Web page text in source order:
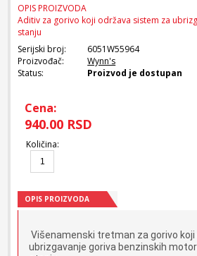
OPIS PROIZVODA
Aditiv za gorivo koji održava sistem za
stanju
Serijski broj:
6051W55964
Proizvođač:
Wynn's
Status:
Proizvod je dostupan
Cena:
940.00 RSD
Količina:
OPIS PROIZVODA
Višenamenski tretman za gorivo
ubrizgavanje goriva benzinskih